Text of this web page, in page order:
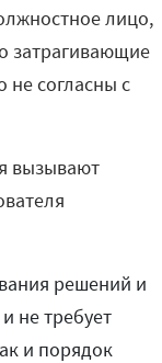
лицо,
затрагивающие
не согласны с
вызывают
решений и
не требует
и порядок